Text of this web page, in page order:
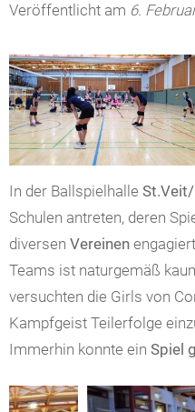
Veröffentlicht am 6.
In der Ballspielhalle
Schulen antreten, deren
diversen Vereinen
Teams ist naturgemäß
versuchten die Girls von
Kampfgeist Teilerfolge
Immerhin konnte ein Spiel